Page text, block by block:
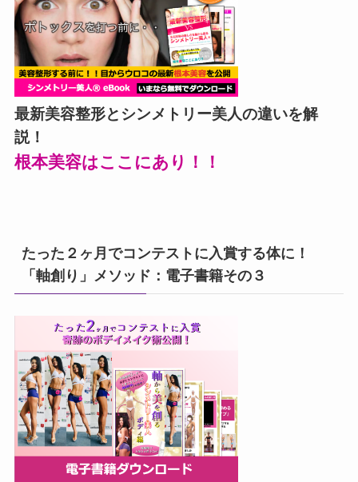
最新美容整形とシンメトリー美人の違いを解
説！
根本美容はここにあり！！
たった２ヶ月でコンテストに入賞する体に！
「軸創り」メソッド：電子書籍その３